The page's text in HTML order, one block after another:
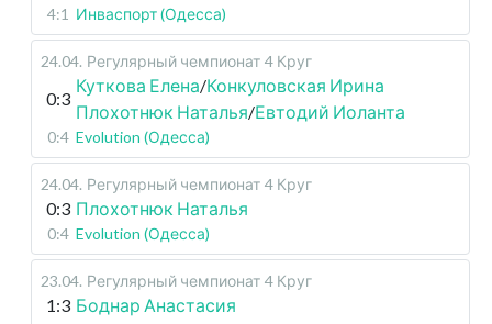
4:1 Инваспорт (Одесса)
24.04. Регулярный чемпионат 4 Круг
0:3
Куткова Елена/Конкуловская Ирина
Плохотнюк Наталья/Евтодий Иоланта
0:4 Evolution (Одесса)
24.04. Регулярный чемпионат 4 Круг
0:3 Плохотнюк Наталья
0:4 Evolution (Одесса)
23.04. Регулярный чемпионат 4 Круг
1:3 Боднар Анастасия